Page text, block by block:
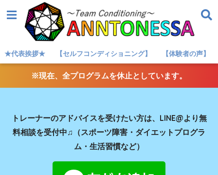
★代表挨拶★ 【セルフコンディショニング】 【体験者の声】
※現在、全プログラムを休止としています。
トレーナーのアドバイスを受けたい方は、LINE@より無
料相談を受付中♫（スポーツ障害・ダイエットプログラ
ム・生活習慣など）